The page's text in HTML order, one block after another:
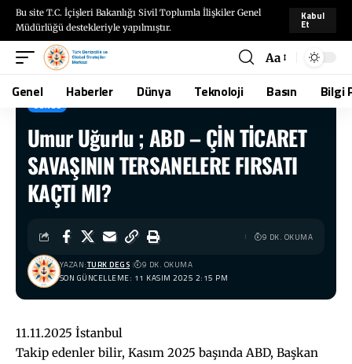
Bu site T.C. İçişleri Bakanlığı Sivil Toplumla İlişkiler Genel
Müdürlüğü destekleriyle yapılmıştır.
Kabul
Et
Aa
Genel Haberler Dünya Teknoloji Basın Bilgi
TÜRKDEGS Blog> Genel Umur Uğurlu ; ABD – ÇİN TİCARET SAVAŞININ TERSANELERE FIRSATI KAÇTI MI?
GENEL
Umur Uğurlu ; ABD – ÇİN TİCARET
SAVAŞININ TERSANELERE FIRSATI
KAÇTI MI?
SON GÜNCELLEME: 11 KASIM 2025 2:15 PM
YAZAN:TURK DEGS 9 DK. OKUMA
9 DK. OKUMA
11.11.2025 İstanbul
Takip edenler bilir, Kasım 2025 başında ABD, Başkan